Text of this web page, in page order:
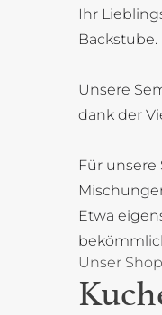
Ihr
Backstube.
Unsere
dank der
Für
Etwa
Unser Shop